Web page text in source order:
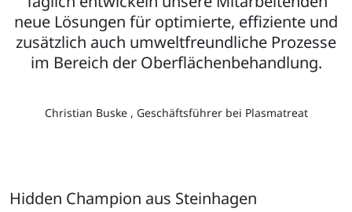
neue Lösungen für optimierte, effiziente und
zusätzlich auch umweltfreundliche Prozesse
im Bereich der Oberflächenbehandlung.
Christian Buske , Geschäftsführer bei Plasmatreat
Hidden Champion aus Steinhagen